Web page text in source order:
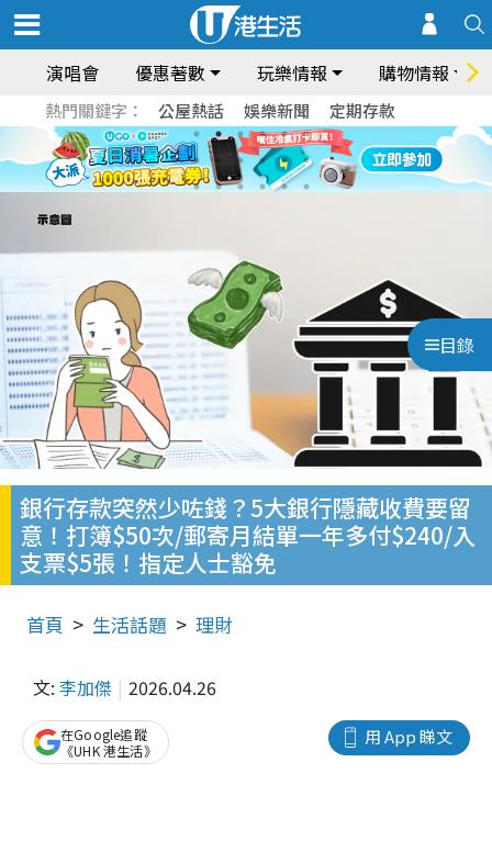
演唱會 優惠著數 玩樂情報 購物情報
熱門關鍵字： 公屋熱話 娛樂新聞 定期存款
目錄
銀行存款突然少咗錢？5大銀行隱藏收費要留
意！打簿$50次/郵寄月結單一年多付$240/入
支票$5張！指定人士豁免
首頁 生活話題 理財
文: 李加傑 2026.04.26
用 App 睇文
在Google追蹤
《UHK 港生活》